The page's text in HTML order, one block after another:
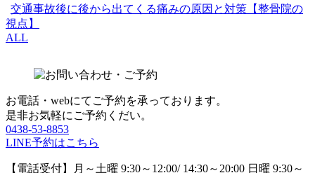
交通事故後に後から出てくる痛みの原因と対策【整骨院の
視点】
ALL
お電話・webにてご予約を承っております。
是非お気軽にご予約くだい。
0438-53-8853
LINE予約はこちら
【電話受付】月～土曜 9:30～12:00/ 14:30～20:00 日曜 9:30～